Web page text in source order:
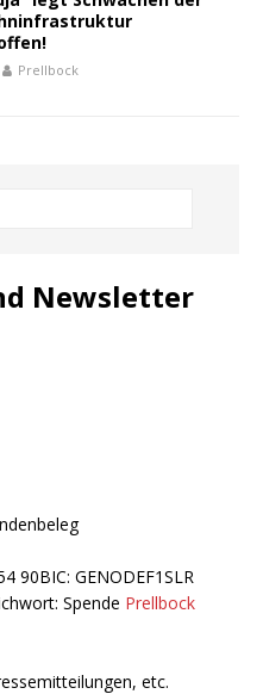
Prellbock
Newsletter
90BIC: GENODEF1SLR
Spende Prellbock
etc.